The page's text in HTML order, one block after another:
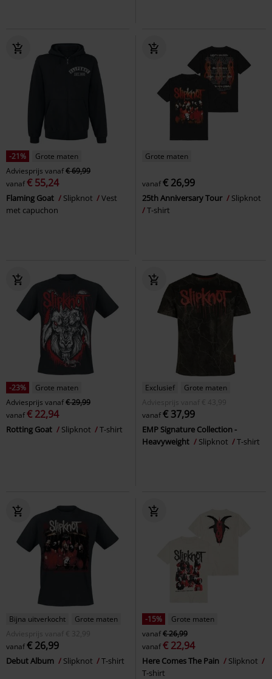
-21%
Grote maten
Adviesprijs vanaf€ 69,99
vanaf€ 55,24
Flaming Goat Slipknot
Vest
met capuchon
Grote maten
vanaf€ 26,99
25th Anniversary Tour
Slipknot
T-shirt
-23%
Grote maten
Adviesprijs vanaf€ 29,99
vanaf€ 22,94
Rotting Goat Slipknot T-shirt
Exclusief
Grote maten
Adviesprijs
vanaf € 43,99
vanaf€ 37,99
EMP Signature Collection -
Heavyweight
Slipknot T-shirt
Bijna uitverkocht
Grote maten
Adviesprijs
vanaf € 32,99
vanaf€ 26,99
Debut Album Slipknot T-shirt
-15%
Grote maten
vanaf€ 26,99
vanaf€ 22,94
Here Comes The Pain
Slipknot
T-shirt